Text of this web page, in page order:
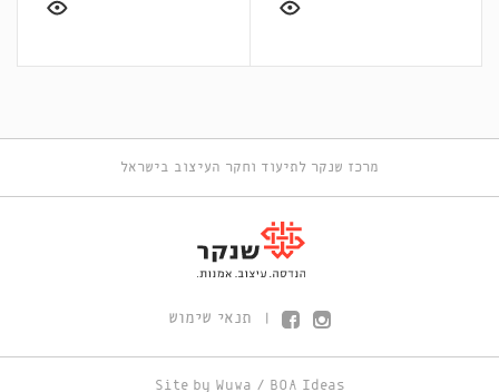
מרכז שנקר לתיעוד וחקר העיצוב בישראל
תנאי שימוש
Site by Wuwa / BOA Ideas